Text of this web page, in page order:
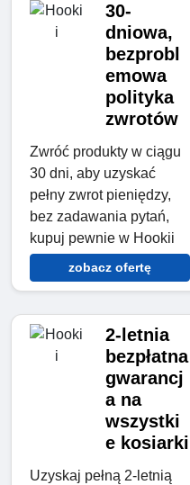
30-
dniowa,
bezprobl
emowa
polityka
zwrotów
Zwróć produkty w ciągu
30 dni, aby uzyskać
pełny zwrot pieniędzy,
bez zadawania pytań,
kupuj pewnie w Hookii
zobacz ofertę
2-letnia
bezpłatna
gwarancj
a na
wszystki
e kosiarki
Uzyskaj pełną 2-letnią